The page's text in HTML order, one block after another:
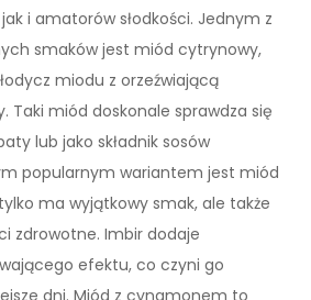
i amatorów słodkości. Jednym z
smaków jest miód cytrynowy,
miodu z orzeźwiającą
Taki miód doskonale sprawdza się
lub jako składnik sosów
popularnym wariantem jest miód
ma wyjątkowy smak, ale także
zdrowotne. Imbir dodaje
efektu, co czyni go
dni. Miód z cynamonem to